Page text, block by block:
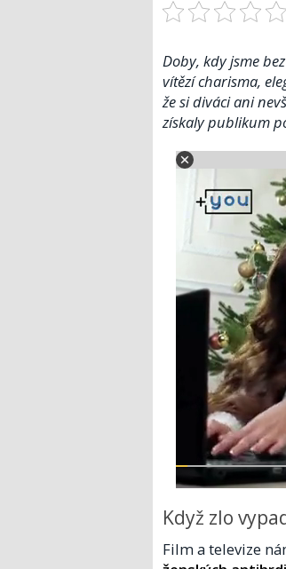
Doby, kdy jsme
vítězí charisma,
že si diváci ani
získaly publikum
Když zlo
Film a televize